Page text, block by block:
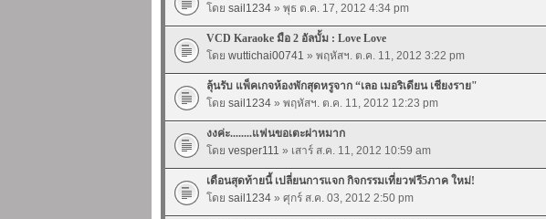
โดย sail1234 » พุธ ต.ค. 17, 2012 4:34 pm
VCD Karaoke มือ 2 อัลบั้ม : Love Love
โดย wuttichai00741 » พฤหัสฯ. ต.ค. 11, 2012 3:22 pm
ลุ้นรับ แพ็คเกจห้องพักสุดหรูจาก “เลอ เมอริเดียน เชียงราย"
โดย sail1234 » พฤหัสฯ. ต.ค. 11, 2012 12:23 pm
งงค่ะ........แฟนขอเตะผ่าหมาก
โดย vesper111 » เสาร์ ส.ค. 11, 2012 10:59 am
เดือนสุดท้ายนี้ เปลี่ยนการแจก กิจกรรมเที่ยวฟรี5ภาค ใหม่!
โดย sail1234 » ศุกร์ ส.ค. 03, 2012 2:50 pm